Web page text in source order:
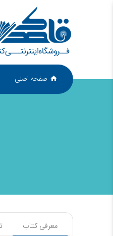
صفحه اصلی
معرفی کتاب